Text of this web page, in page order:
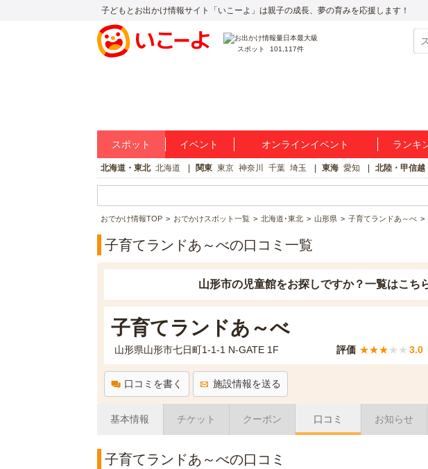
子どもとお出かけ情報サイト「いこーよ」は親子の成長、夢の育みを応援します！
スポット 101,117件
スポット イベント オンラインイベント ランキ
北海道・東北 北海道 関東 東京 神奈川 千葉 埼玉 東海 愛知 北陸・甲信越
おでかけ情報TOP おでかけスポット一覧 北海道･東北 山形県 子育てランドあ～べ
子育てランドあ～べの口コミ一覧
山形市の児童館をお探しですか？一覧はこち
子育てランドあ～べ
山形県山形市七日町1-1-1 N-GATE 1F 評価 ★★★★ ★ 3.0
口コミを書く 施設情報を送る
基本情報 チケット クーポン 口コミ お知らせ
子育てランドあ～べの口コミ